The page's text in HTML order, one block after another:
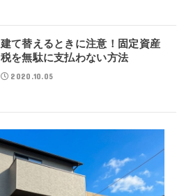
建て替えるときに注意！固定資産
税を無駄に支払わない方法
2020.10.05